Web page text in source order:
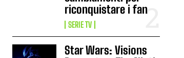
riconquistare i fan
SERIE TV
Star Wars: Visions